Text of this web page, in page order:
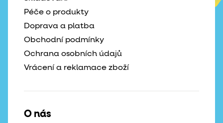
Péče o produkty
Doprava a platba
Obchodní podmínky
Ochrana osobních údajů
Vrácení a reklamace zboží
O nás